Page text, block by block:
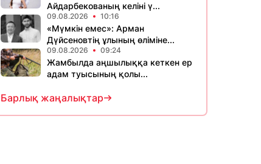
Айдарбекованың келіні ү...
09.08.2026 10:16
«Мүмкін емес»: Арман
Дүйсеновтің ұлының өліміне...
09.08.2026 09:24
Жамбылда аңшылыққа кеткен ер
адам туысының қолы...
Барлық жаңалықтар